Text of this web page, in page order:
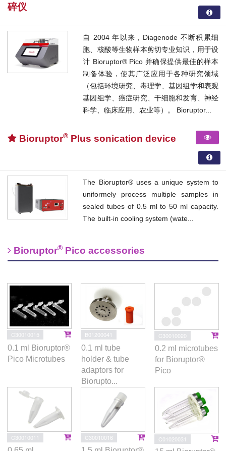
碎仪
自 2004 年以来，Diagenode 不断积累细
胞、核酸等生物样本剪切专业知识，用于设
计 Bioruptor® Pico 并确保提供最佳的样本
制备体验，使其广泛应用于各种研究领域
（包括环境研究、毒理学、基因组学和表观
基因组学、癌症研究、干细胞和发育、神经
科学、临床应用、农业等）。 Bioruptor...
Bioruptor® Plus sonication device
The Bioruptor® uses a unique system to
uniformely process multiple samples in
sealed tubes of 0.5 ml to 50 ml capacity.
The built-in cooling system (wate...
Bioruptor® Pico accessories
C30010015
0.1 ml Bioruptor®
Pico Microtubes
B01200041
0.1 ml tube
holder & tube
adaptors for
Biorupto...
C30010020
0.2 ml microtubes
for Bioruptor®
Pico
C30010011 C30010016 C01020031